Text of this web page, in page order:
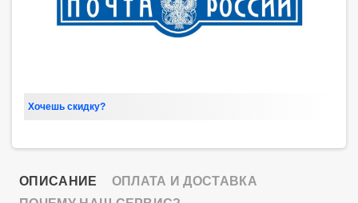
Хочешь скидку?
ОПИСАНИЕ
ОПЛАТА И ДОСТАВКА